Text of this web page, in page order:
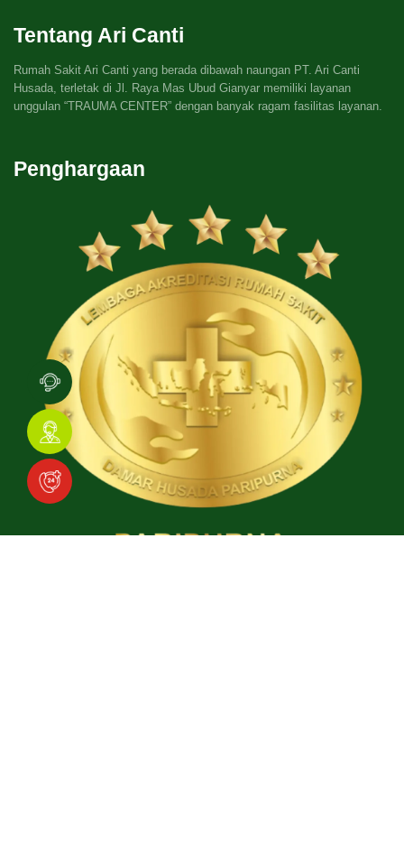
Tentang Ari Canti
Rumah Sakit Ari Canti yang berada dibawah naungan PT. Ari Canti
Husada, terletak di Jl. Raya Mas Ubud Gianyar memiliki layanan
unggulan “TRAUMA CENTER” dengan banyak ragam fasilitas layanan.
Penghargaan